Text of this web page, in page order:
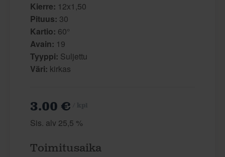
Kierre: 12x1,50
Pituus: 30
Kartio: 60°
Avain: 19
Tyyppi: Suljettu
Väri: kirkas
3.00 €
Sis. alv 25,5 %
Toimitusaika